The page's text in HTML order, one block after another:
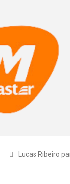
Lucas Ribeiro